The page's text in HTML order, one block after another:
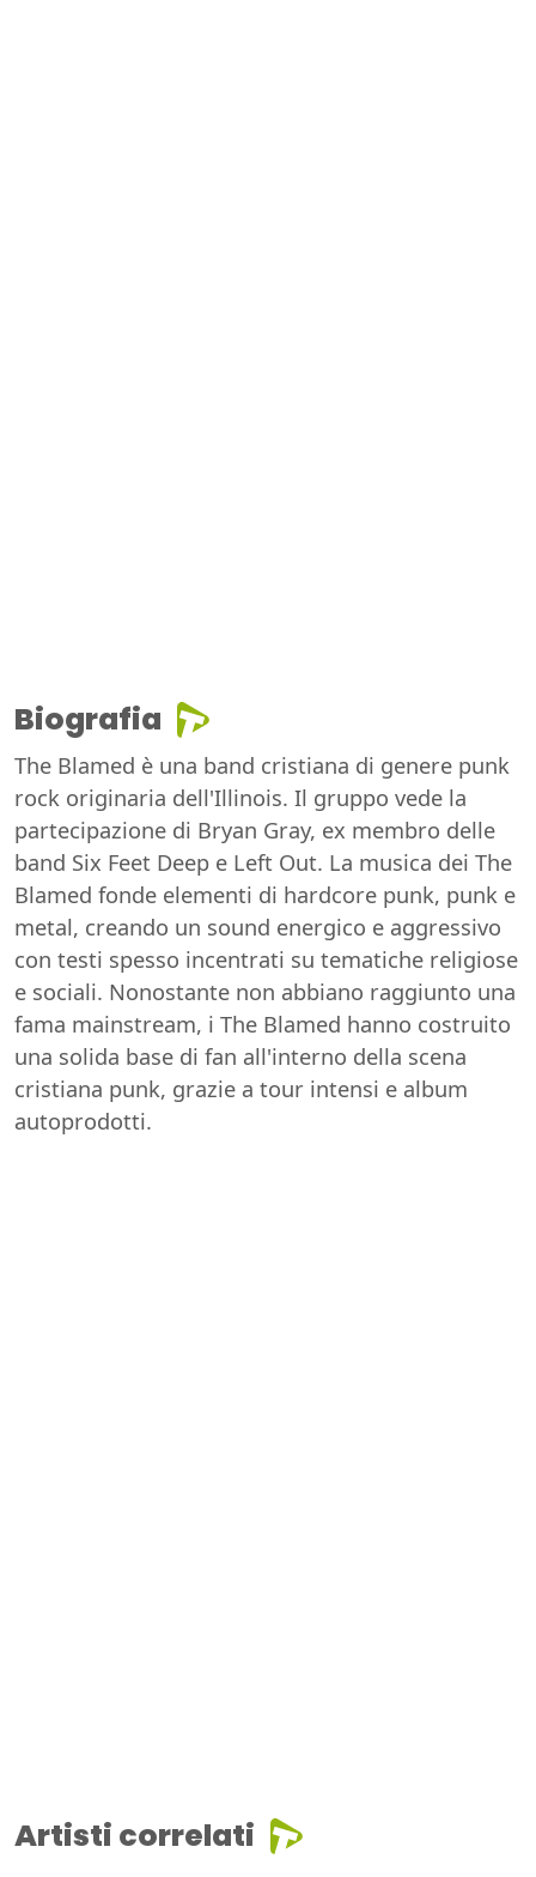
Biografia
The Blamed è una band cristiana di genere punk
rock originaria dell'Illinois. Il gruppo vede la
partecipazione di Bryan Gray, ex membro delle
band Six Feet Deep e Left Out. La musica dei The
Blamed fonde elementi di hardcore punk, punk e
metal, creando un sound energico e aggressivo
con testi spesso incentrati su tematiche religiose
e sociali. Nonostante non abbiano raggiunto una
fama mainstream, i The Blamed hanno costruito
una solida base di fan all'interno della scena
cristiana punk, grazie a tour intensi e album
autoprodotti.
Artisti correlati